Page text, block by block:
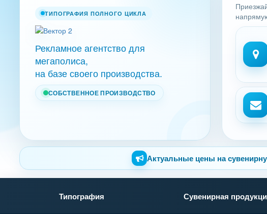
ТИПОГРАФИЯ ПОЛНОГО ЦИКЛА
Рекламное агентство для
мегаполиса,
на базе своего производства.
СОБСТВЕННОЕ ПРОИЗВОДСТВО
Актуальные цены на
Типография Сувенирная